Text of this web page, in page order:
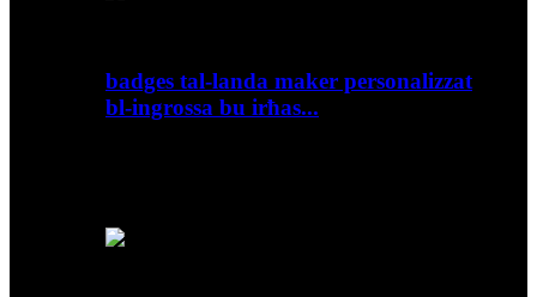
badges tal-landa maker personalizzat
bl-ingrossa bu irħas...